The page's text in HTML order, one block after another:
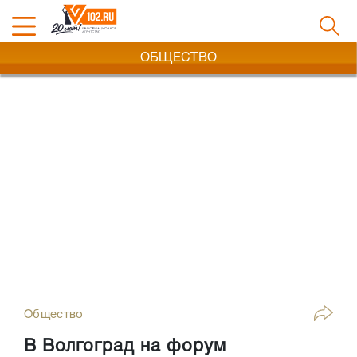
ОБЩЕСТВО
Общество
В Волгоград на форум